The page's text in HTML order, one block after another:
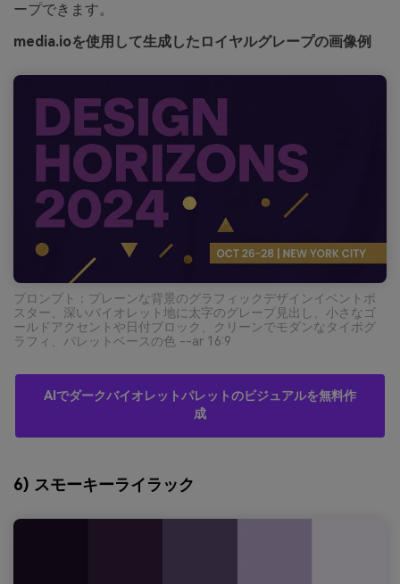
ープできます。
media.ioを使用して生成したロイヤルグレープの画像例
プロンプト：プレーンな背景のグラフィックデザインイベントポ
スター、深いバイオレット地に太字のグレープ見出し、小さなゴ
ールドアクセントや日付ブロック、クリーンでモダンなタイポグ
ラフィ、パレットベースの色 --ar 16:9
AIでダークバイオレットパレットのビジュアルを無料作
成
6) スモーキーライラック